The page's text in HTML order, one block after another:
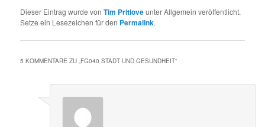
Dieser Eintrag wurde vonTim Pritloveunter Allgemein veröffentlicht.
Setze ein Lesezeichen für den Permalink.
5 KOMMENTARE ZU „FG040 STADT UND GESUNDHEIT“